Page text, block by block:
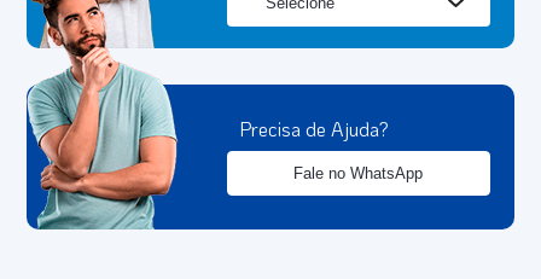
Precisa de Ajuda?
Fale no WhatsApp